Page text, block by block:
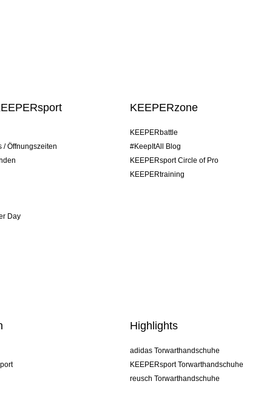
/ Öffnungszeiten
Day
KEEPERzone
KEEPERbattle
#KeepItAll Blog
KEEPERsport Circle of Pro
KEEPERtraining
Highlights
adidas Torwarthandschuhe
KEEPERsport Torwarthandschuhe
reusch Torwarthandschuhe